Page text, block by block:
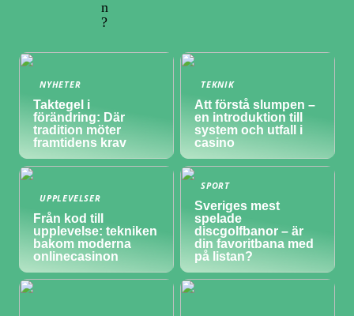
n
?
NYHETER
Taktegel i
förändring: Där
tradition möter
framtidens krav
TEKNIK
Att förstå slumpen –
en introduktion till
system och utfall i
casino
UPPLEVELSER
Från kod till
upplevelse: tekniken
bakom moderna
onlinecasinon
SPORT
Sveriges mest
spelade
discgolfbanor – är
din favoritbana med
på listan?